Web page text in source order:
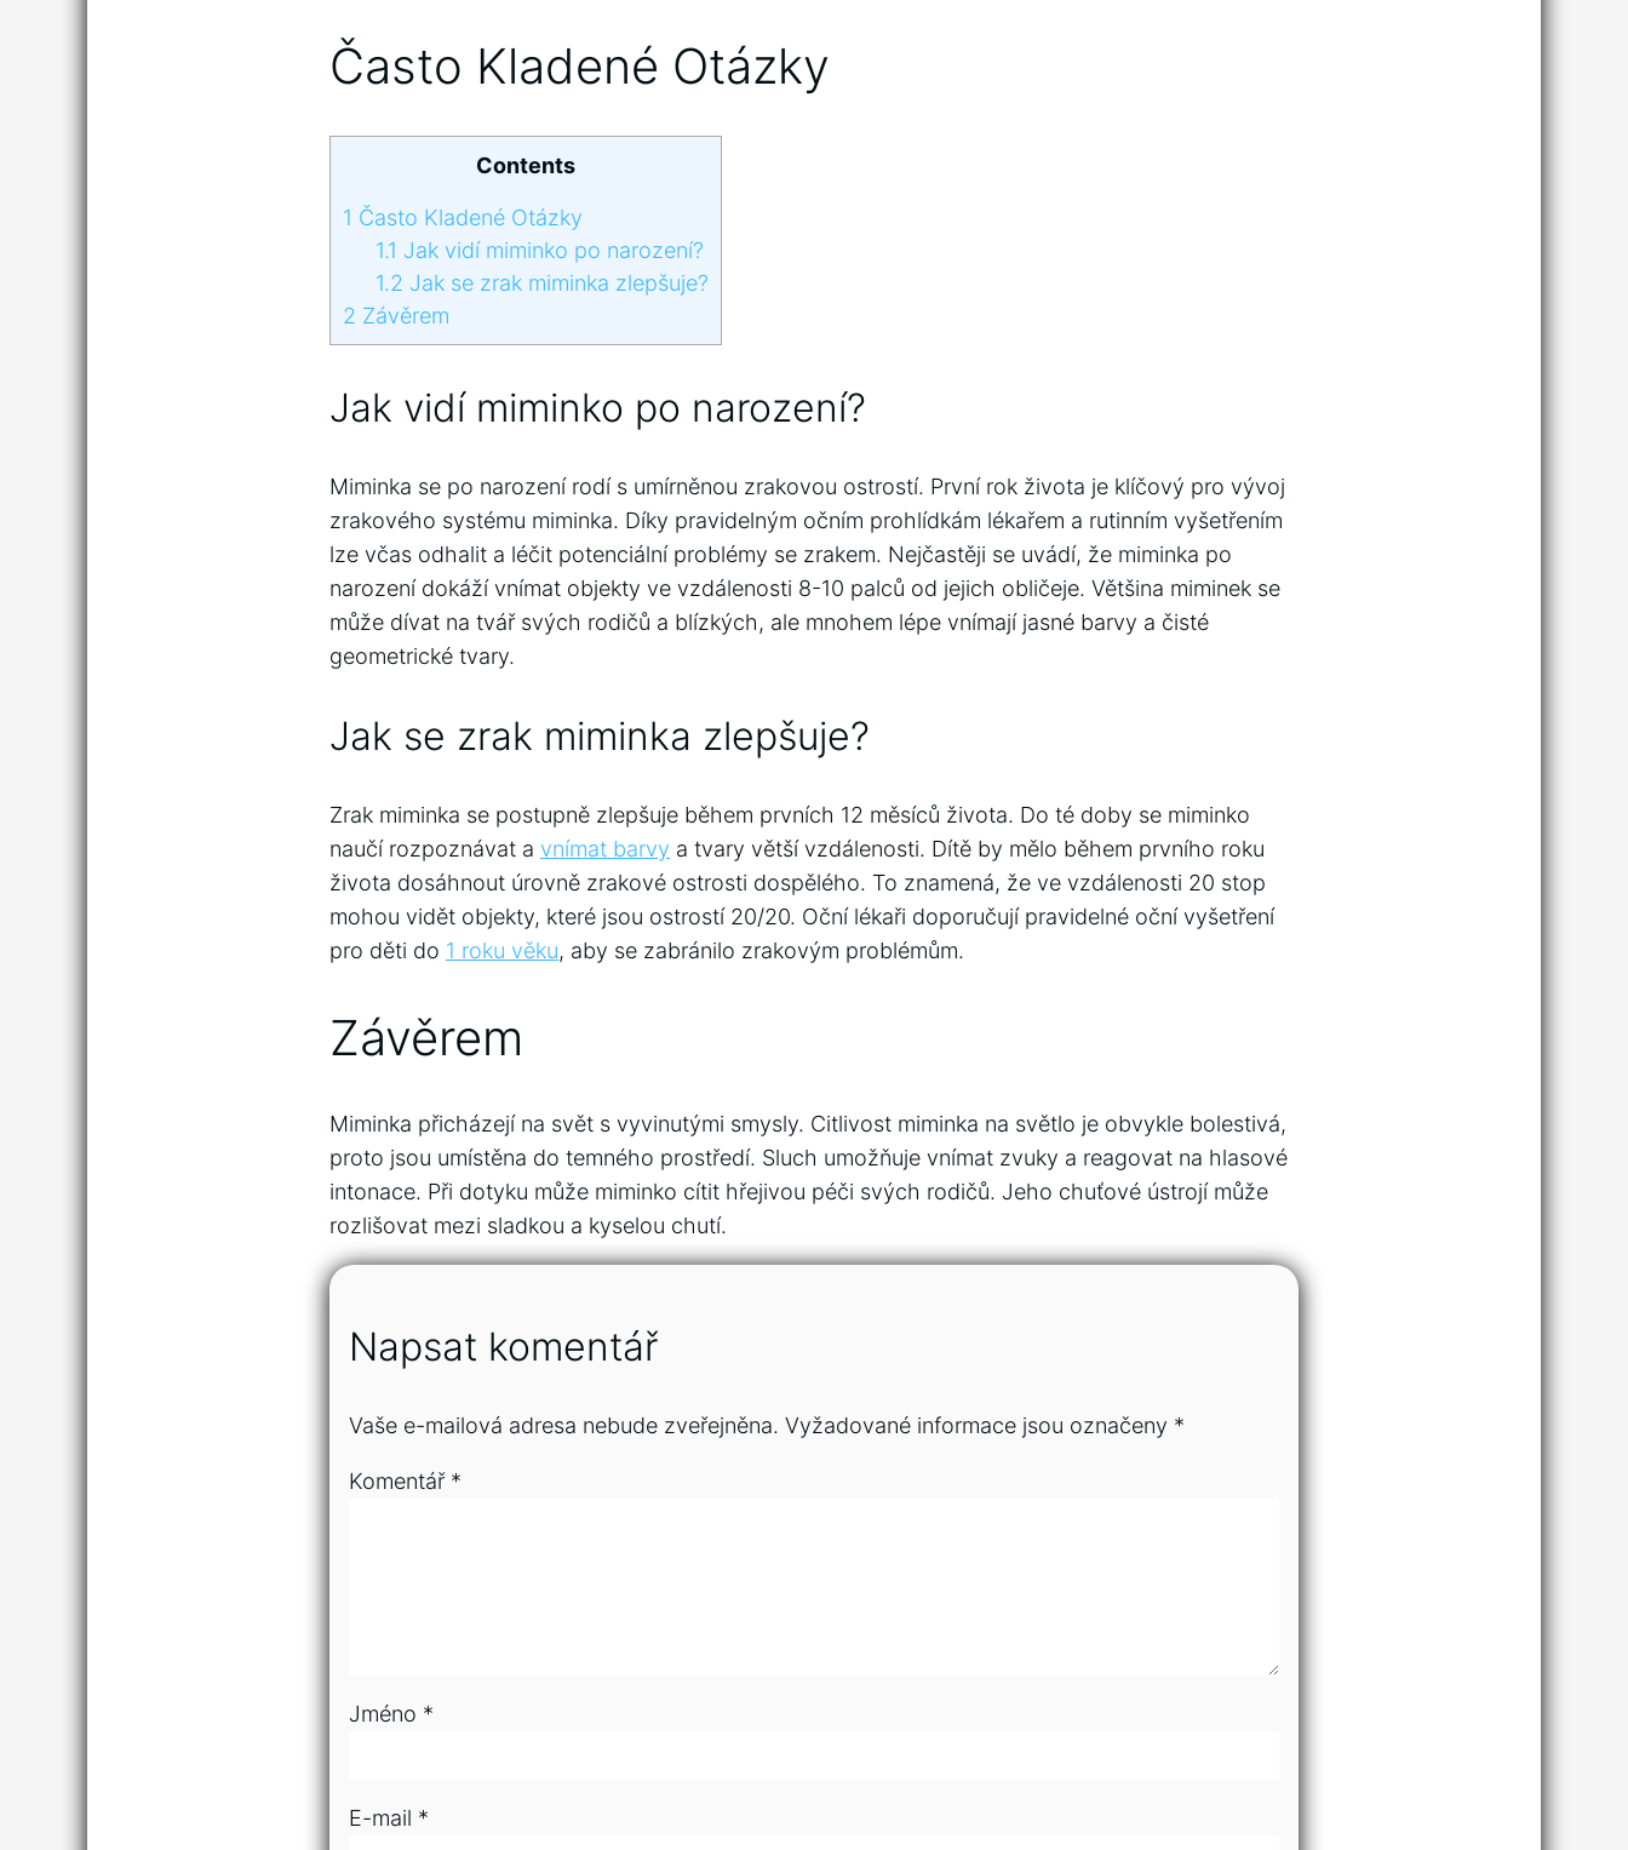
Často Kladené Otázky
Contents
1 Často Kladené Otázky
1.1 Jak vidí miminko po narození?
1.2 Jak se zrak miminka zlepšuje?
2 Závěrem
Jak vidí miminko po narození?
Miminka se po narození rodí s umírněnou zrakovou ostrostí. První rok života je klíčový pro vývoj
zrakového systému miminka. Díky pravidelným očním prohlídkám lékařem a rutinním vyšetřením
lze včas odhalit a léčit potenciální problémy se zrakem. Nejčastěji se uvádí, že miminka po
narození dokáží vnímat objekty ve vzdálenosti 8-10 palců od jejich obličeje. Většina miminek se
může dívat na tvář svých rodičů a blízkých, ale mnohem lépe vnímají jasné barvy a čisté
geometrické tvary.
Jak se zrak miminka zlepšuje?
Zrak miminka se postupně zlepšuje během prvních 12 měsíců života. Do té doby se miminko
naučí rozpoznávat a vnímat barvy a tvary větší vzdálenosti. Dítě by mělo během prvního roku
života dosáhnout úrovně zrakové ostrosti dospělého. To znamená, že ve vzdálenosti 20 stop
mohou vidět objekty, které jsou ostrostí 20/20. Oční lékaři doporučují pravidelné oční vyšetření
pro děti do 1 roku věku, aby se zabránilo zrakovým problémům.
Závěrem
Miminka přicházejí na svět s vyvinutými smysly. Citlivost miminka na světlo je obvykle bolestivá,
proto jsou umístěna do temného prostředí. Sluch umožňuje vnímat zvuky a reagovat na hlasové
intonace. Při dotyku může miminko cítit hřejivou péči svých rodičů. Jeho chuťové ústrojí může
rozlišovat mezi sladkou a kyselou chutí.
Napsat komentář
Vaše e-mailová adresa nebude zveřejněna. Vyžadované informace jsou označeny *
Komentář *
Jméno *
E-mail *